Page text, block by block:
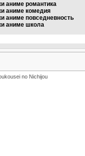
аниме романтика
аниме комедия
аниме повседневность
аниме школа